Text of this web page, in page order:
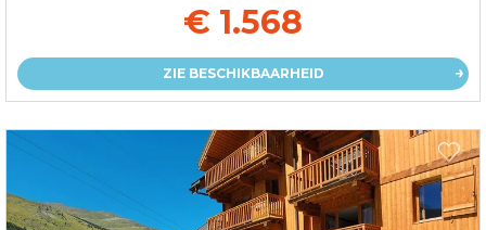
€ 1.568
ZIE BESCHIKBAARHEID